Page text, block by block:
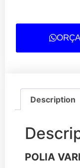
Description
POLIA